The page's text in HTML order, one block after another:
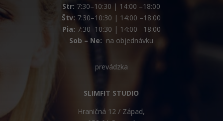
Str: 7:30–10:30 | 14:00 –18:00
Štv: 7:30–10:30 | 14:00 –18:00
Pia: 7:30–10:30 | 14:00 –18:00
Sob – Ne: na objednávku
prevádzka
SLIMFIT STUDIO
Hraničná 12 / Západ,